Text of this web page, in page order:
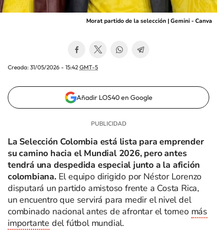
Morat partido de la selección | Gemini - Canva
Creada: 31/05/2026 - 15:42 GMT-5
Añadir LOS40 en Google
La Selección Colombia está lista para emprender
su camino hacia el Mundial 2026, pero antes
tendrá una despedida especial junto a la afición
colombiana.El equipo dirigido por Néstor Lorenzo
disputará un partido amistoso frente a Costa Rica,
un encuentro que servirá para medir el nivel del
combinado nacional antes de afrontar el torneo más
importante del fútbol mundial.